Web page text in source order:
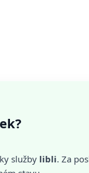
služby libli. Za